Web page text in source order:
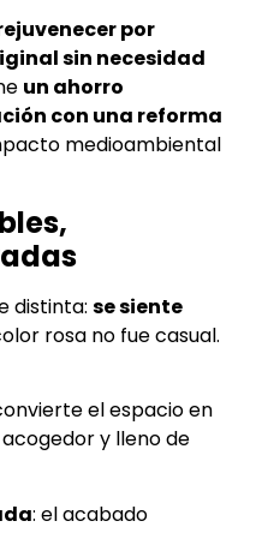
por
sin necesidad
un ahorro
con una reforma
medioambiental
distinta: se siente
rosa no fue casual.
el espacio en
y lleno de
: el acabado